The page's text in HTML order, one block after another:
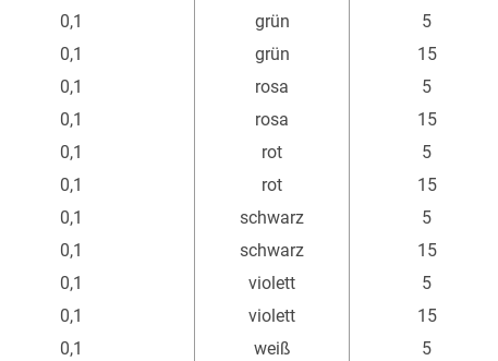
0,1 grün 5
0,1 grün 15
0,1 rosa 5
0,1 rosa 15
0,1 rot 5
0,1 rot 15
0,1 schwarz 5
0,1 schwarz 15
0,1 violett 5
0,1 violett 15
0,1 weiß 5